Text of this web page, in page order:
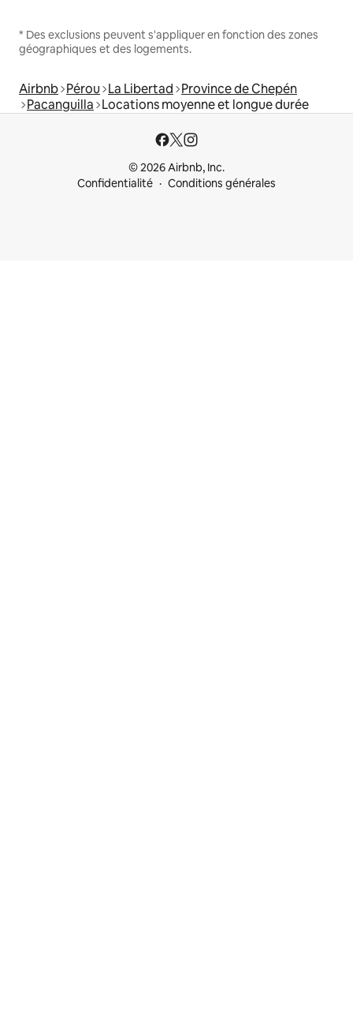
* Des exclusions peuvent s'appliquer en fonction des zones
géographiques et des logements.
Airbnb Pérou La Libertad Province de Chepén
Pacanguilla Locations moyenne et longue durée
© 2026 Airbnb, Inc.
Confidentialité
Conditions générales